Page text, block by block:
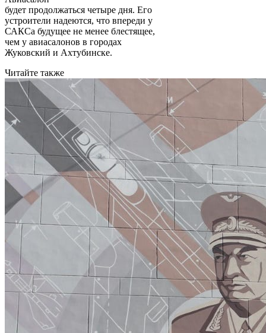
будет продолжаться четыре дня. Его
устроители надеются, что впереди у
САКСа будущее не менее блестящее,
чем у авиасалонов в городах
Жуковский и Ахтубинске.
Читайте также